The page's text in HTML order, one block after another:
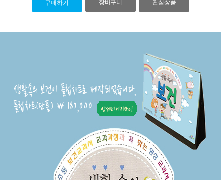
구매하기 장바구니 관심상품